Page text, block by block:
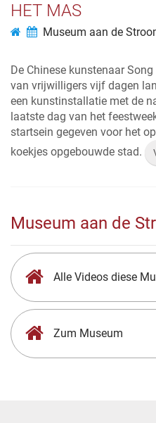
HET MAS
Museum aan de
De Chinese kunstenaar
van vrijwilligers vijf dagen
een kunstinstallatie met de
laatste dag van het
startsein gegeven voor het
koekjes opgebouwde stad.
Museum aan de
Alle Videos diese
Zum Museum